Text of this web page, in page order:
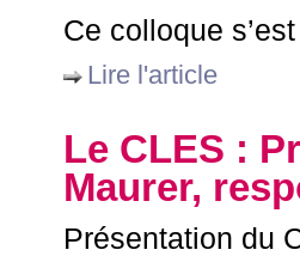
Ce colloque
Lire l'article
Le CLES :
Maurer,
Présentation du